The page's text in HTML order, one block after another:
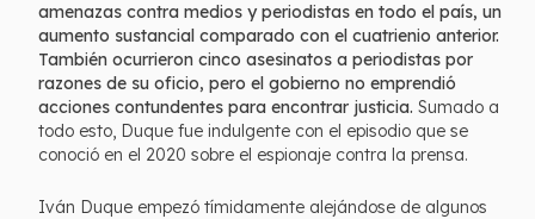
amenazas contra medios y periodistas en todo el país, un
aumento sustancial comparado con el cuatrienio anterior.
También ocurrieron cinco asesinatos a periodistas por
razones de su oficio, pero el gobierno no emprendió
acciones contundentes para encontrar justicia. Sumado a
todo esto, Duque fue indulgente con el episodio que se
conoció en el 2020 sobre el espionaje contra la prensa.
Iván Duque empezó tímidamente alejándose de algunos